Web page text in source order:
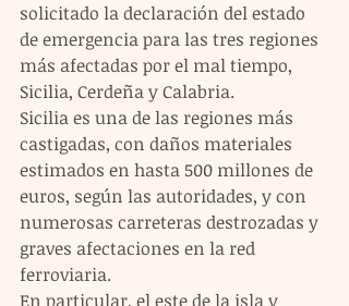
solicitado la declaración del estado
de emergencia para las tres regiones
más afectadas por el mal tiempo,
Sicilia, Cerdeña y Calabria.
Sicilia es una de las regiones más
castigadas, con daños materiales
estimados en hasta 500 millones de
euros, según las autoridades, y con
numerosas carreteras destrozadas y
graves afectaciones en la red
ferroviaria.
En particular, el este de la isla y